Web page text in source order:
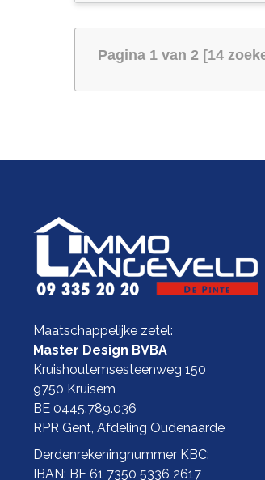
Pagina 1 van 2 [14
Maatschappelijke zetel:
Master Design BVBA
Kruishoutemsesteenweg 150
9750 Kruisem
BE 0445.789.036
RPR Gent, Afdeling Oudenaarde
Derdenrekeningnummer KBC:
IBAN: BE 61 7350 5336 2617